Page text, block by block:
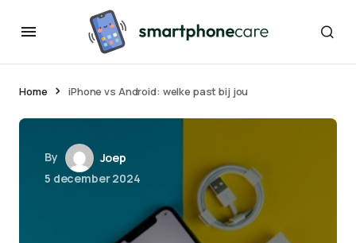
Home iPhone vs Android: welke past bij jou
By
Joep
5 december 2024